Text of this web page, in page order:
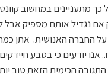
מתעניינים במחשוב
נגדיל אותם מספיק אבל
החברה האנושית. אתן
אנו יודעים כי בטבע
הכימית הזאת טוב